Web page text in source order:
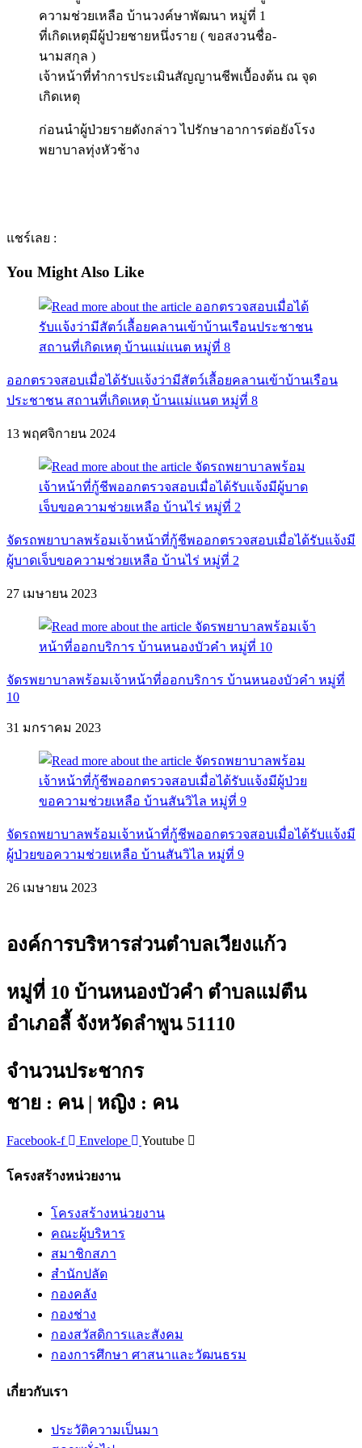
ความช่วยเหลือ บ้านวงค์ษาพัฒนา หมู่ที่ 1
ที่เกิดเหตุมีผู้ป่วยชายหนึ่งราย ( ขอสงวนชื่อ-
นามสกุล )
เจ้าหน้าที่ทำการประเมินสัญญานชีพเบื้องต้น ณ จุด
เกิดเหตุ
ก่อนนำผู้ป่วยรายดังกล่าว ไปรักษาอาการต่อยังโรง
พยาบาลทุ่งหัวช้าง
แชร์เลย :
You Might Also Like
ออกตรวจสอบเมื่อได้รับเเจ้งว่ามีสัตว์เลื้อยคลานเข้าบ้านเรือน
ประชาชน สถานที่เกิดเหตุ บ้านแม่เเนต หมู่ที่ 8
13 พฤศจิกายน 2024
จัดรถพยาบาลพร้อมเจ้าหน้าที่กู้ชีพออกตรวจสอบเมื่อได้รับแจ้งมี
ผู้บาดเจ็บขอความช่วยเหลือ บ้านไร่ หมู่ที่ 2
27 เมษายน 2023
จัดรพยาบาลพร้อมเจ้าหน้าที่ออกบริการ บ้านหนองบัวคำ หมู่ที่
10
31 มกราคม 2023
จัดรถพยาบาลพร้อมเจ้าหน้าที่กู้ชีพออกตรวจสอบเมื่อได้รับแจ้งมี
ผู้ป่วยขอความช่วยเหลือ บ้านสันวิไล หมู่ที่ 9
26 เมษายน 2023
องค์การบริหารส่วนตำบลเวียงแก้ว
หมู่ที่ 10 บ้านหนองบัวคำ ตำบลแม่ตืน
อำเภอลี้ จังหวัดลำพูน 51110
จำนวนประชากร
ชาย : คน | หญิง : คน
Facebook-f Envelope Youtube
โครงสร้างหน่วยงาน
โครงสร้างหน่วยงาน
คณะผู้บริหาร
สมาชิกสภา
สำนักปลัด
กองคลัง
กองช่าง
กองสวัสดิการและสังคม
กองการศึกษา ศาสนาและวัฒนธรม
เกี่ยวกับเรา
ประวัติความเป็นมา